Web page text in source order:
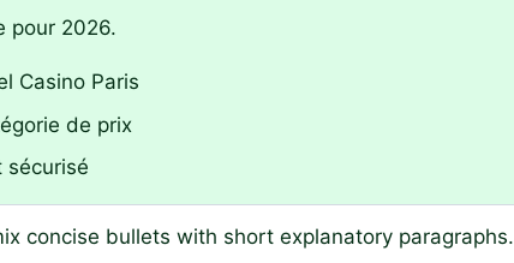
pour 2026.
Casino Paris
de prix
sécurisé
concise bullets with short explanatory paragraphs.